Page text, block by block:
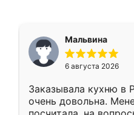
Мальвина
6 августа 2026
Заказывала кухню в
очень довольна.